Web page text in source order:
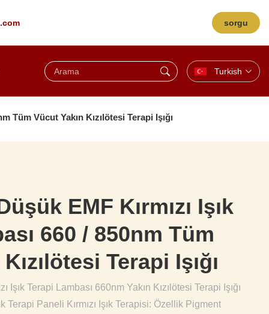
sorgu
Turkish
Tüm Vücut Yakın Kızılötesi Terapi Işığı
EMF Kırmızı Işık
660 / 850nm Tüm
Terapi Işığı
Işık Terapi Lambası 660nm Yakın Kızılötesi Terapi Işığı
Terapi Paneli Kırmızı Işık Terapisi: Özellik Pigment